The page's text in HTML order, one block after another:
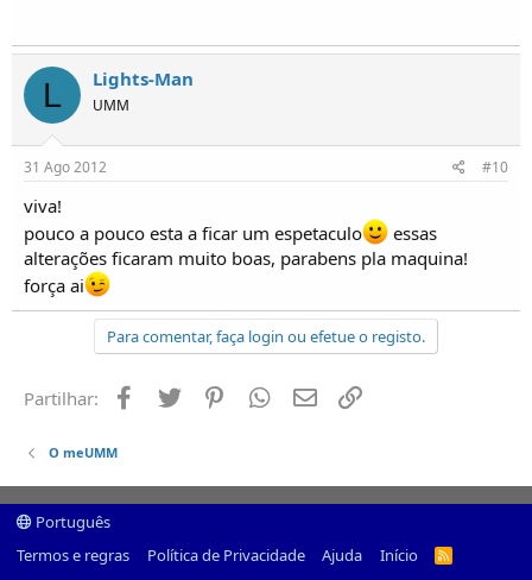
L Lights-Man
UMM
31 Ago 2012 #10
viva!
pouco a pouco esta a ficar um espetaculo
essas
alterações ficaram muito boas, parabens pla maquina!
força ai
Para comentar, faça login ou efetue o registo.
Partilhar: Facebook
Twitter PinterestWhatsapp
Email
O meUMM
Português
Termos e regras
Política de Privacidade Ajuda Início
R